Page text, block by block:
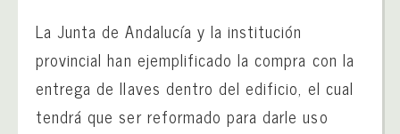
La Junta de Andalucía y la institución
provincial han ejemplificado la compra con la
entrega de llaves dentro del edificio, el cual
tendrá que ser reformado para darle uso